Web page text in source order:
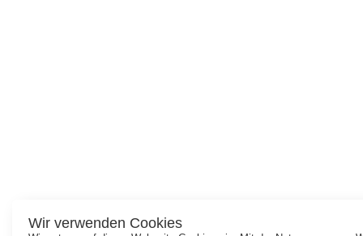
Wir verwenden Cookies